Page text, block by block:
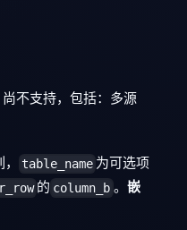
不支持，包括：多源
table_name 为可选项
的 column_b 。 嵌